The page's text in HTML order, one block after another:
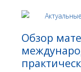
Обзор